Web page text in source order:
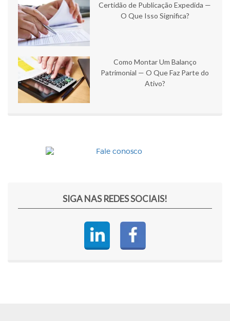
Certidão de Publicação Expedida —
O Que Isso Significa?
Como Montar Um Balanço
Patrimonial — O Que Faz Parte do
Ativo?
SIGA NAS REDES SOCIAIS!